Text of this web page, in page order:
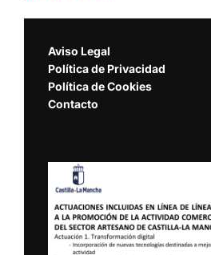
Aviso Legal
Política de Privacidad
Política de Cookies
Contacto